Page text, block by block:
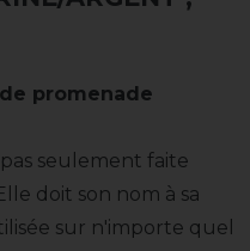
promenade
seulement faite
doit son nom à sa
sur n'importe quel